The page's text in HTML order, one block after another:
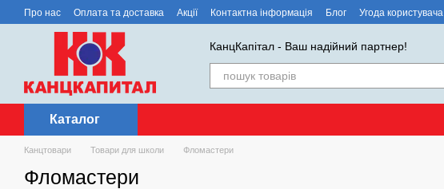
Перейти до основного контенту
Про нас Оплата та доставка Акції Контактна інформація Блог Угода користувача
КанцКапітал - Ваш надійний партнер!
Каталог
Канцтовари Товари для школи Фломастери
Фломастери